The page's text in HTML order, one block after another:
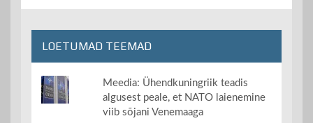
LOETUMAD TEEMAD
Meedia: Ühendkuningriik teadis
algusest peale, et NATO laienemine
viib sõjani Venemaaga